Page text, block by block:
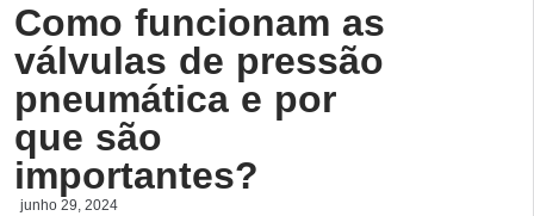
Como funcionam as
válvulas de pressão
pneumática e por
que são
importantes?
junho 29, 2024